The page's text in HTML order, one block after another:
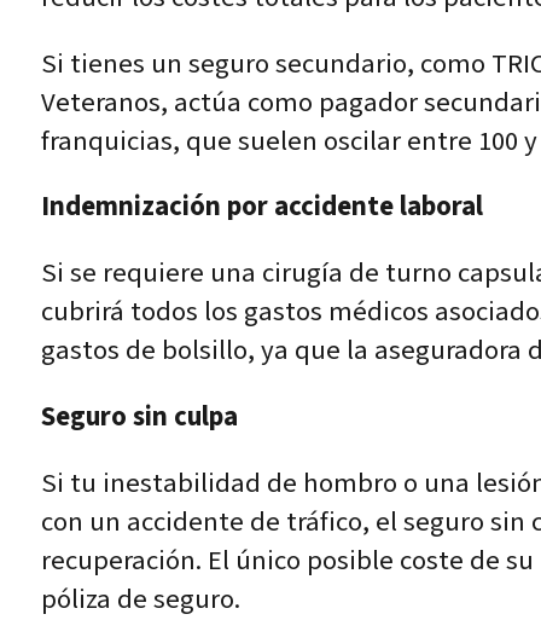
Si tienes un seguro secundario, como
Veteranos, actúa como pagador
franquicias, que suelen oscilar entre 100
Indemnización por accidente laboral
Si se requiere una cirugía de turno
cubrirá todos los gastos médicos
gastos de bolsillo, ya que la
Seguro sin culpa
Si tu inestabilidad de hombro o una
con un accidente de tráfico, el seguro
recuperación. El único posible coste de
póliza de seguro.